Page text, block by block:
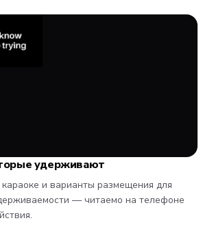
удерживают
и варианты размещения для
— читаемо на телефоне